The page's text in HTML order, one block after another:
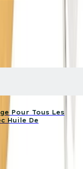
Pour Tous Les
Huile De